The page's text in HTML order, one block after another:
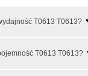
Jaka jest wydajność T0613 T0613?
Jaka jest pojemność T0613 T0613?